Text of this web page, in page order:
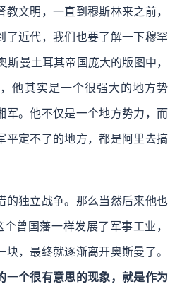
文明，一直到穆斯林来之前，
了近代，我们也要了解一下穆罕
斯曼土耳其帝国庞大的版图中，
他其实是一个很强大的地方势
军。他不仅是一个地方势力，而
平定不了的地方，都是阿里去搞
的独立战争。那么当然后来他也
曾国藩一样发展了军事工业，
，最终就逐渐离开奥斯曼了。
一个很有意思的现象，就是作为